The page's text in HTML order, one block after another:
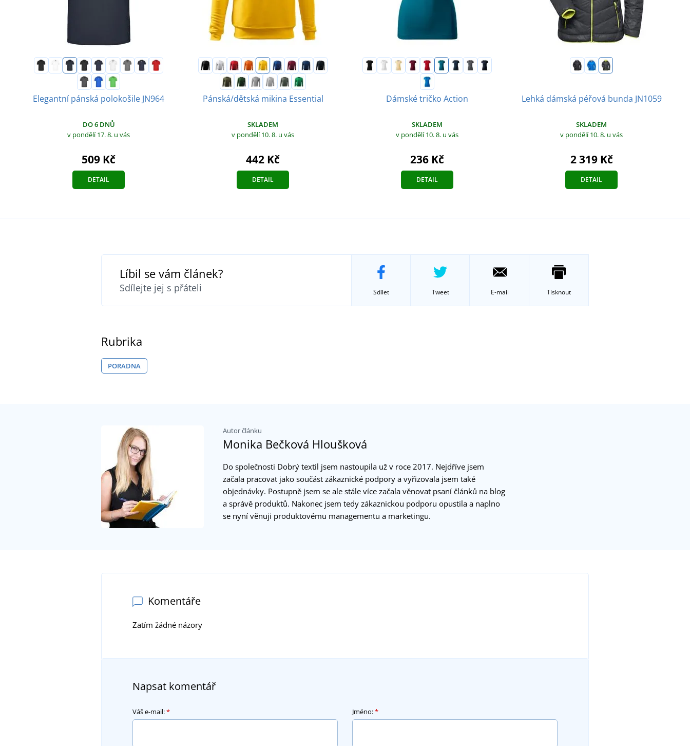
Elegantní pánská polokošile JN964
DO 6 DNŮ
v pondělí 17. 8. u vás
509 Kč
DETAIL
Pánská/dětská mikina Essential
SKLADEM
v pondělí 10. 8. u vás
442 Kč
DETAIL
Dámské tričko Action
SKLADEM
v pondělí 10. 8. u vás
236 Kč
DETAIL
Lehká dámská péřová bunda JN1059
SKLADEM
v pondělí 10. 8. u vás
2 319 Kč
DETAIL
Líbil se vám článek?
Sdílejte jej s přáteli Sdílet Tweet E-mail Tisknout
Rubrika
PORADNA
Autor článku
Monika Bečková Hloušková
Do společnosti Dobrý textil jsem nastoupila už v roce 2017. Nejdříve jsem
začala pracovat jako součást zákaznické podpory a vyřizovala jsem také
objednávky. Postupně jsem se ale stále více začala věnovat psaní článků na blog
a správě produktů. Nakonec jsem tedy zákaznickou podporu opustila a naplno
se nyní věnuji produktovému managementu a marketingu.
Komentáře
Zatím žádné názory
Napsat komentář
Váš e-mail:* Jméno:*